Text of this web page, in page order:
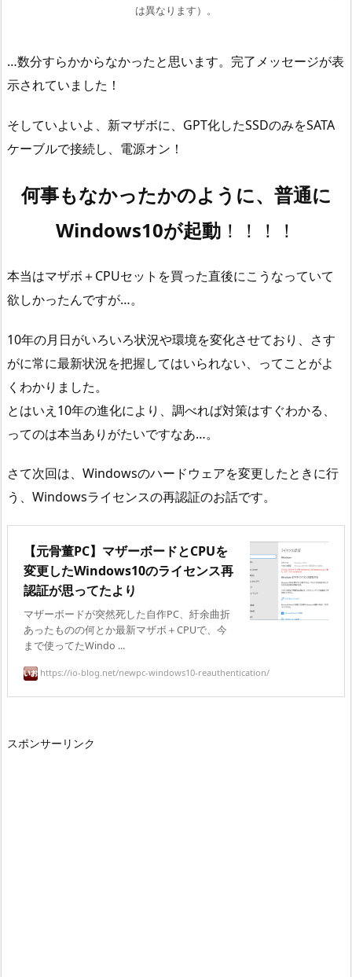
は異なります）。
…数分すらかからなかったと思います。完了メッセージが表
示されていました！
そしていよいよ、新マザボに、GPT化したSSDのみをSATA
ケーブルで接続し、電源オン！
何事もなかったかのように、普通に
Windows10が起動 ！！！！
本当はマザボ＋CPUセットを買った直後にこうなっていて
欲しかったんですが…。
10年の月日がいろいろ状況や環境を変化させており、さす
がに常に最新状況を把握してはいられない、ってことがよ
くわかりました。
とはいえ10年の進化により、調べれば対策はすぐわかる、
ってのは本当ありがたいですなあ…。
さて次回は、Windowsのハードウェアを変更したときに行
う、Windowsライセンスの再認証のお話です。
【元骨董PC】マザーボードとCPUを
変更したWindows10のライセンス再
認証が思ってたより
マザーボードが突然死した自作PC、紆余曲折
あったものの何とか最新マザボ＋CPUで、今
まで使ってたWindo ...
https://io-blog.net/newpc-windows10-reauthentication/
スポンサーリンク